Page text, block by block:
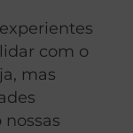
com o
mas